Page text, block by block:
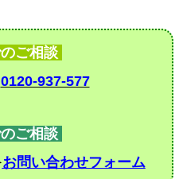
ご相談
0120-937-577
ご相談
お問い合わせフォーム